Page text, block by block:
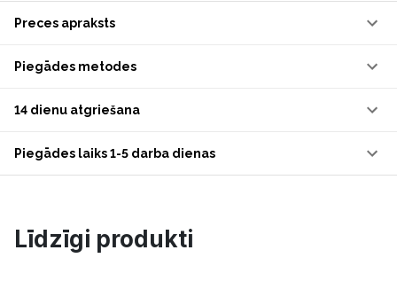
Preces apraksts
Piegādes metodes
14 dienu atgriešana
Piegādes laiks 1-5 darba dienas
Līdzīgi produkti